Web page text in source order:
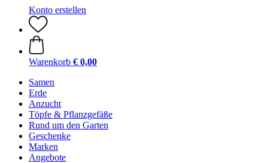
Konto erstellen
Warenkorb € 0,00
Samen
Erde
Anzucht
Töpfe & Pflanzgefäße
Rund um den Garten
Geschenke
Marken
Angebote